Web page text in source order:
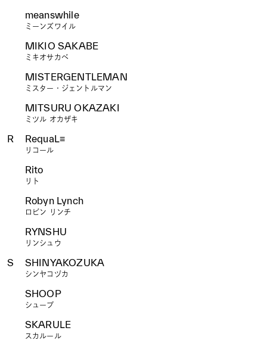
meanswhile
ミーンズワイル
MIKIO SAKABE
ミキオサカベ
MISTERGENTLEMAN
ミスター・ジェントルマン
MITSURU OKAZAKI
ミツル オカザキ
R RequaL≡
リコール
Rito
リト
Robyn Lynch
ロビン リンチ
RYNSHU
リンシュウ
S SHINYAKOZUKA
シンヤコヅカ
SHOOP
シュープ
SKARULE
スカルール